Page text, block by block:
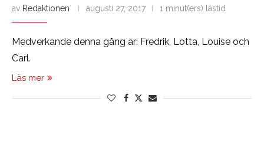
av Redaktionen augusti 27, 2017 1 minut(ers) lästid
Medverkande denna gång är: Fredrik, Lotta, Louise och
Carl.
Läs mer